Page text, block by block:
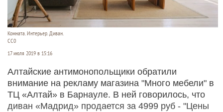
Комната. Интерьер. Диван.
СС0
17 июля 2019 в 15:16
Алтайские антимонопольщики обратили
внимание на рекламу магазина "Много мебели" в
ТЦ «Алтай» в Барнауле. В ней говорилось, что
диван «Мадрид» продается за 4999 руб - "Цены